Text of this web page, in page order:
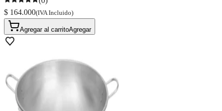
$ 164.000(IVA Incluido)
Agregar al carritoAgregar